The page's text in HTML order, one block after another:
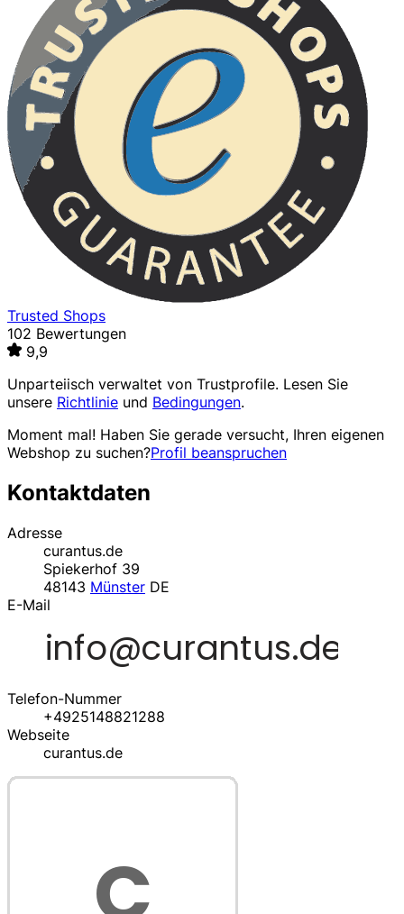
Trusted Shops
102 Bewertungen
9,9
Unparteiisch verwaltet von Trustprofile. Lesen Sie
unsere Richtlinie und Bedingungen.
Moment mal! Haben Sie gerade versucht, Ihren eigenen
Webshop zu suchen?Profil beanspruchen
Kontaktdaten
Adresse
curantus.de
Spiekerhof 39
48143 Münster DE
E-Mail
Telefon-Nummer
+4925148821288
Webseite
curantus.de